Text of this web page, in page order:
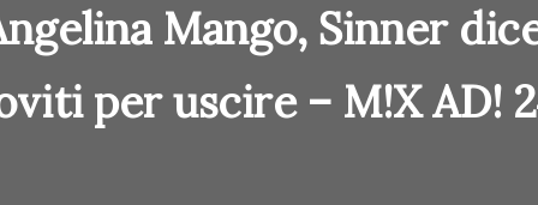
Mango, Sinner
per uscire – M!X AD!